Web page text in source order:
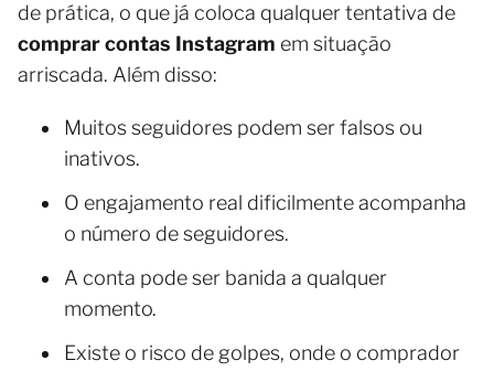
de prática, o que já coloca qualquer tentativa de
comprar contas Instagram em situação
arriscada. Além disso:
Muitos seguidores podem ser falsos ou
inativos.
O engajamento real dificilmente acompanha
o número de seguidores.
A conta pode ser banida a qualquer
momento.
Existe o risco de golpes, onde o comprador